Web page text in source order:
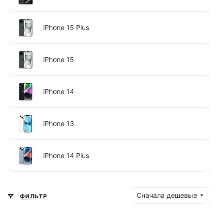
iPhone 15 Plus
iPhone 15
iPhone 14
iPhone 13
iPhone 14 Plus
ФИЛЬТР Сначала дешевые